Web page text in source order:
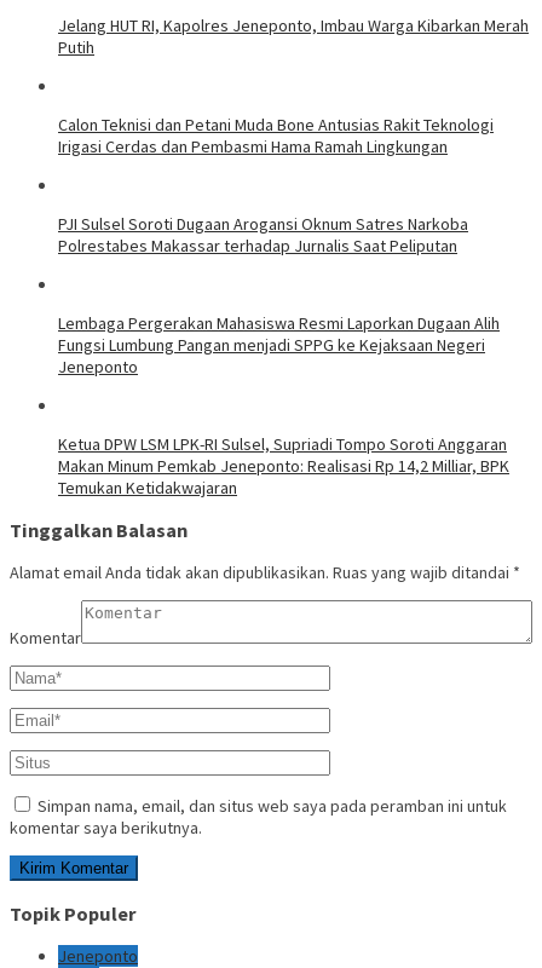
Jelang HUT RI, Kapolres Jeneponto, Imbau Warga Kibarkan Merah
Putih
Calon Teknisi dan Petani Muda Bone Antusias Rakit Teknologi
Irigasi Cerdas dan Pembasmi Hama Ramah Lingkungan
PJI Sulsel Soroti Dugaan Arogansi Oknum Satres Narkoba
Polrestabes Makassar terhadap Jurnalis Saat Peliputan
Lembaga Pergerakan Mahasiswa Resmi Laporkan Dugaan Alih
Fungsi Lumbung Pangan menjadi SPPG ke Kejaksaan Negeri
Jeneponto
Ketua DPW LSM LPK-RI Sulsel, Supriadi Tompo Soroti Anggaran
Makan Minum Pemkab Jeneponto: Realisasi Rp 14,2 Milliar, BPK
Temukan Ketidakwajaran
Tinggalkan Balasan
Alamat email Anda tidak akan dipublikasikan. Ruas yang wajib ditandai *
Komentar
Simpan nama, email, dan situs web saya pada peramban ini untuk
komentar saya berikutnya.
Topik Populer
Jeneponto